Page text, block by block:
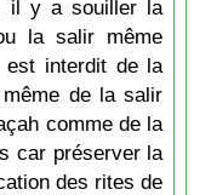
il y a souiller la
la salir même
est interdit de la
de la salir
comme de la
car préserver la
des rites de